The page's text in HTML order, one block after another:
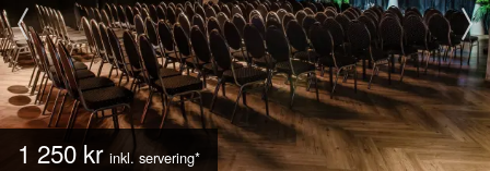
1 250 kr inkl. servering*